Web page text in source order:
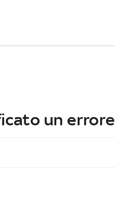
un errore